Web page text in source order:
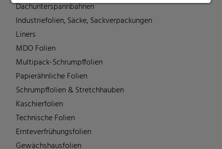
Dachunterspannbahnen
Industriefolien, Säcke, Sackverpackungen
Liners
MDO Folien
Multipack-Schrumpffolien
Papierähnliche Folien
Schrumpffolien & Stretchhauben
Kaschierfolien
Technische Folien
Ernteverfrühungsfolien
Gewächshausfolien